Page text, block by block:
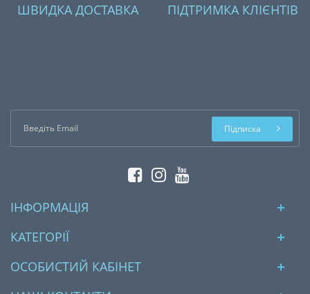
ШВИДКА ДОСТАВКА ПІДТРИМКА КЛІЄНТІВ
Підписка
ІНФОРМАЦІЯ
КАТЕГОРІЇ
ОСОБИСТИЙ КАБІНЕТ